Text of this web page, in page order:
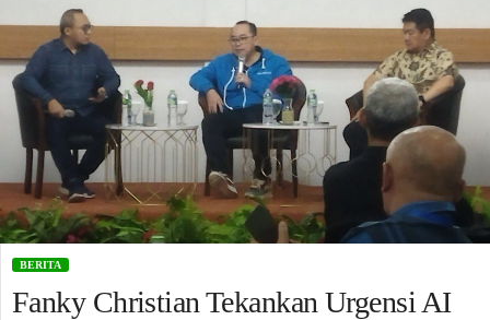
BERITA
Fanky Christian Tekankan Urgensi AI